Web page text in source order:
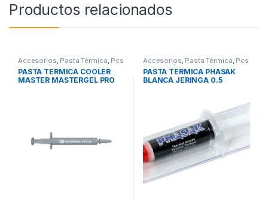
Productos relacionados
Accesorios, Pasta Térmica, Pcs
Integración
PASTA TERMICA COOLER
MASTER MASTERGEL PRO
Accesorios, Pasta Térmica, Pcs
Integración
PASTA TERMICA PHASAK
BLANCA JERINGA 0.5